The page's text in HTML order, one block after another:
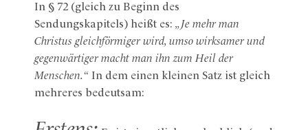
In § 72 (gleich zu Beginn des
Sendungskapitels) heißt es: „Je mehr man
Christus gleichförmiger wird, umso wirksamer und
gegenwärtiger macht man ihn zum Heil der
Menschen.“ In dem einen kleinen Satz ist gleich
mehreres bedeutsam: